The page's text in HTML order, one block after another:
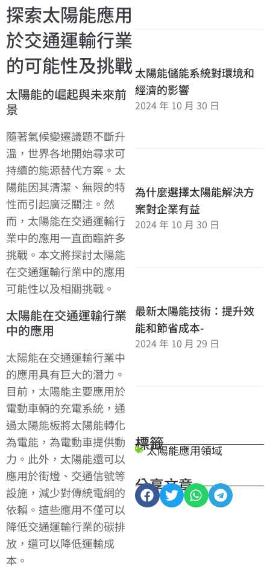
探索太陽能應用
於交通運輸行業
的可能性及挑戰
太陽能的崛起與未來前
景
隨著氣候變遷議題不斷升
溫，世界各地開始尋求可
持續的能源替代方案。太
陽能因其清潔、無限的特
性而引起廣泛關注。然
而，太陽能在交通運輸行
業中的應用一直面臨許多
挑戰。本文將探討太陽能
在交通運輸行業中的應用
可能性以及相關挑戰。
太陽能在交通運輸行業
中的應用
太陽能在交通運輸行業中
的應用具有巨大的潛力。
目前，太陽能主要應用於
電動車輛的充電系統，通
過太陽能板將太陽能轉化
為電能，為電動車提供動
力。此外，太陽能還可以
應用於街燈、交通信號等
設施，減少對傳統電網的
依賴。這些應用不僅可以
降低交通運輸行業的碳排
放，還可以降低運輸成
本。
太陽能儲能系統對環境和
經濟的影響
2024 年 10 月 30 日
為什麼選擇太陽能解決方
案對企業有益
2024 年 10 月 30 日
最新太陽能技術：提升效
能和節省成本-
2024 年 10 月 29 日
標籤
太陽能應用領域
分享文章